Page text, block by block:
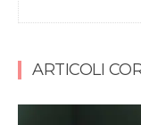
ARTICOLI